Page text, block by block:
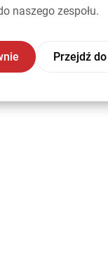
naszego zespołu.
Przejdź